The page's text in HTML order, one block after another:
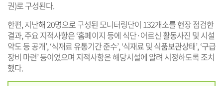
권)로 구성된다.
한편, 지난해 20명으로 구성된 모니터링단이 132개소를 현장 점검한
결과, 주요 지적사항은 ‘홈페이지 등에 식단·어르신 활동사진 및 시설
약도 등 공개’, ‘식재료 유통기간 준수’, ‘식재료 및 식품보관상태’, ‘구급
장비 마련’ 등이었으며 지적사항은 해당시설에 알려 시정하도록 조치
했다.